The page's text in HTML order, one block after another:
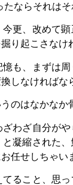
たならそれは
更、改めて
り起こさなけ
も、まずは
しなければな
のはなかなか
わざ自分が
凝縮された
任せしちゃい
ること、思